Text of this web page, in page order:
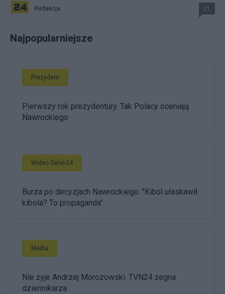
Redakcja 21
Najpopularniejsze
Prezydent
Pierwszy rok prezydentury. Tak Polacy oceniają
Nawrockiego
Wideo Salon24
Burza po decyzjach Nawrockiego. "Kibol ułaskawił
kibola? To propaganda"
Media
Nie żyje Andrzej Morozowski. TVN24 żegna
dziennikarza